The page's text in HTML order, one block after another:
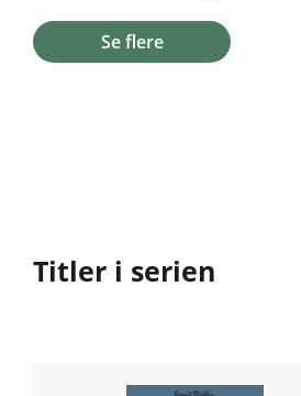
Se flere
Titler i serien